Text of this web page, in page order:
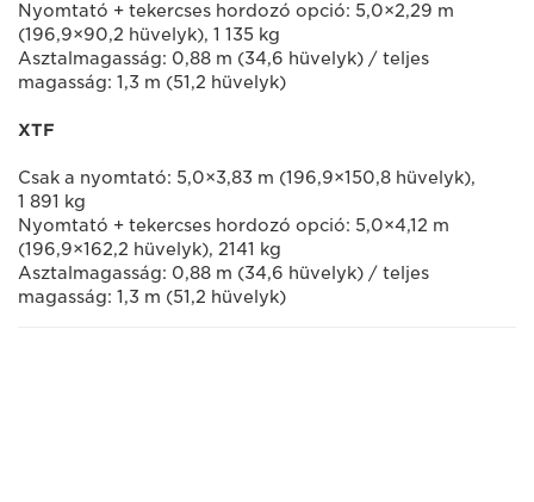
Nyomtató + tekercses hordozó opció: 5,0×2,29 m
(196,9×90,2 hüvelyk), 1 135 kg
Asztalmagasság: 0,88 m (34,6 hüvelyk) / teljes
magasság: 1,3 m (51,2 hüvelyk)
XTF
Csak a nyomtató: 5,0×3,83 m (196,9×150,8 hüvelyk),
1 891 kg
Nyomtató + tekercses hordozó opció: 5,0×4,12 m
(196,9×162,2 hüvelyk), 2141 kg
Asztalmagasság: 0,88 m (34,6 hüvelyk) / teljes
magasság: 1,3 m (51,2 hüvelyk)